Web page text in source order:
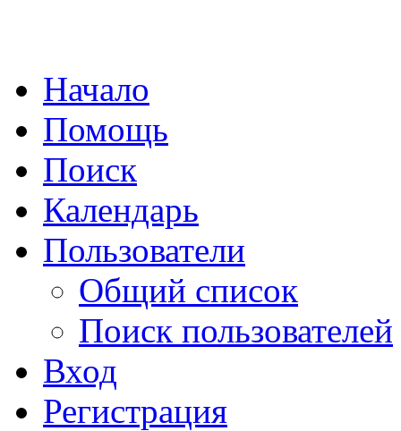
Начало
Помощь
Поиск
Календарь
Пользователи
Общий список
Поиск пользователей
Вход
Регистрация